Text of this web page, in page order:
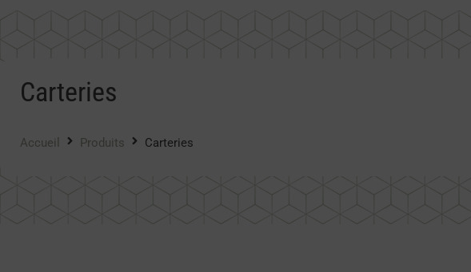
Carteries
Accueil Produits Carteries